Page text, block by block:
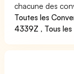
chacune des
Toutes les
4339Z , Tous